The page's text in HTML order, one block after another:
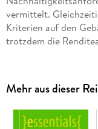
vermittelt.
Kriterien auf den
trotzdem die
Management von
des Asset Managers.
Mehr aus dieser